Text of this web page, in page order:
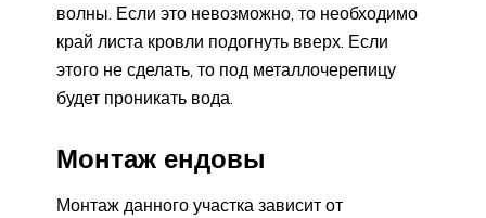
волны. Если это невозможно, то необходимо
край листа кровли подогнуть вверх. Если
этого не сделать, то под металлочерепицу
будет проникать вода.
Монтаж ендовы
Монтаж данного участка зависит от